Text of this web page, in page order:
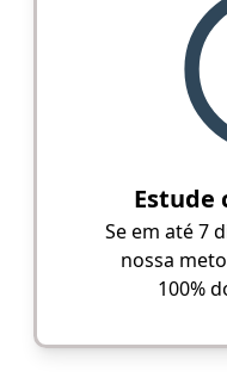
Estude
Se em até 7
nossa
100%